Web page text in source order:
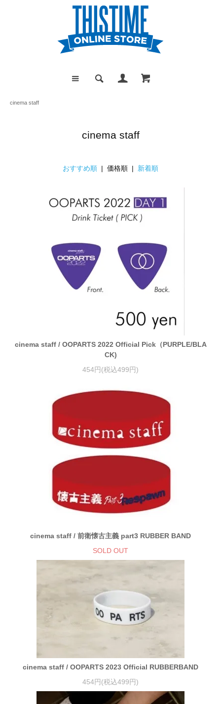
cinema staff
cinema staff
おすすめ順 | 価格順 | 新着順
cinema staff / OOPARTS 2022 Official Pick（PURPLE/BLA
CK)
454円(税込499円)
cinema staff / 前衛懐古主義 part3 RUBBER BAND
SOLD OUT
cinema staff / OOPARTS 2023 Official RUBBERBAND
454円(税込499円)